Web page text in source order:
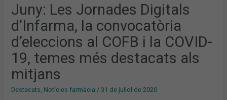
Juny: Les Jornades Digitals
d’Infarma, la convocatòria
d’eleccions al COFB i la COVID-
19, temes més destacats als
mitjans
Destacats Notícies farmàcia /31 de juliol de 2020
COFB
I
LA
COVID-
19,
TEMES
MÉS
DESTACATS
ALS
MITJANS